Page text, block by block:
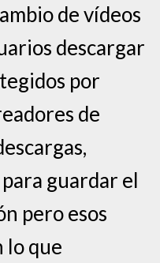
de vídeos
descargar
por
de
guardar el
pero esos
lo que